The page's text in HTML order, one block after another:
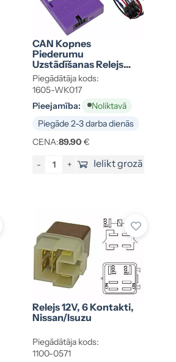
CAN Kopnes
Piederumu
Uzstādīšanas Relejs
Cannect Park One
Piegādātāja kods:
1605-WK017
Pieejamība:
Noliktavā
Piegāde 2-3 darba dienās
CENA:89.90 €
- + Ielikt grozā
Relejs 12V, 6 Kontakti,
Nissan/Isuzu
Piegādātāja kods:
1100-0571